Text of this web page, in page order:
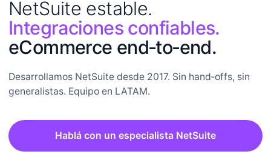
NetSuite estable.
Integraciones confiables.
eCommerce end‑to‑end.
Desarrollamos NetSuite desde 2017. Sin hand‑offs, sin
generalistas. Equipo en LATAM.
Hablá con un especialista NetSuite